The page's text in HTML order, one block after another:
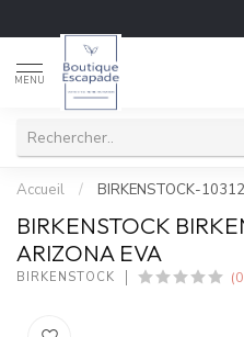
MENU
Accueil / BIRKENSTOCK-
BIRKENSTOCK
ARIZONA EVA
BIRKENSTOCK